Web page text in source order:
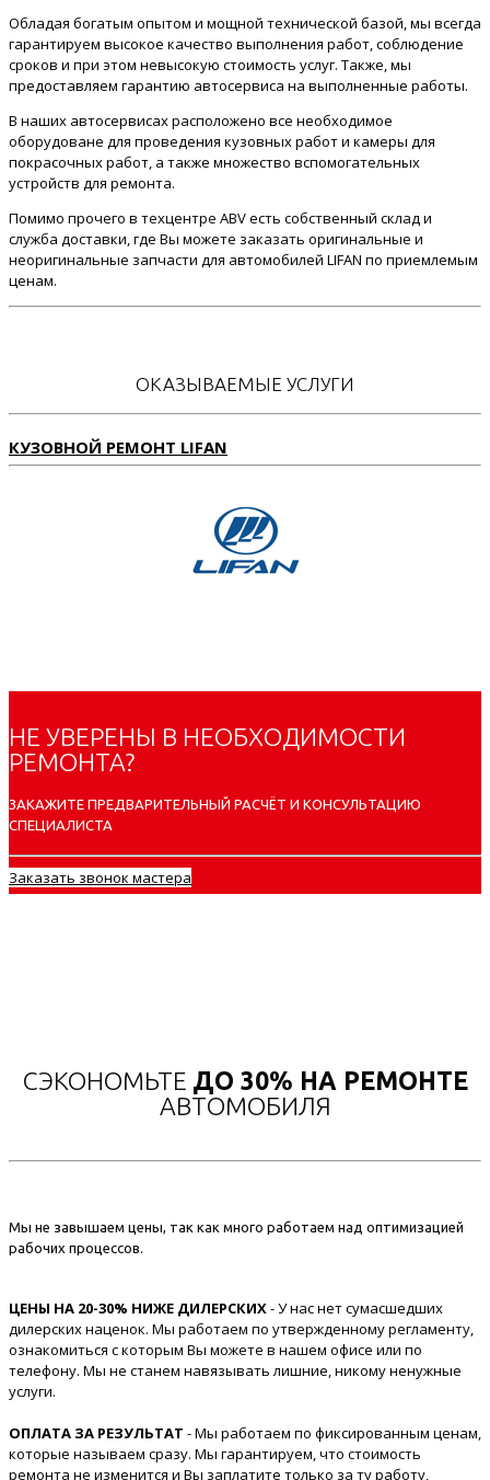
Обладая богатым опытом и мощной технической базой, мы всегда
гарантируем высокое качество выполнения работ, соблюдение
сроков и при этом невысокую стоимость услуг. Также, мы
предоставляем гарантию автосервиса на выполненные работы.
В наших автосервисах расположено все необходимое
оборудоване для проведения кузовных работ и камеры для
покрасочных работ, а также множество вспомогательных
устройств для ремонта.
Помимо прочего в техцентре ABV есть собственный склад и
служба доставки, где Вы можете заказать оригинальные и
неоригинальные запчасти для автомобилей LIFAN по приемлемым
ценам.
ОКАЗЫВАЕМЫЕ УСЛУГИ
КУЗОВНОЙ РЕМОНТ LIFAN
НЕ УВЕРЕНЫ В НЕОБХОДИМОСТИ
РЕМОНТА?
ЗАКАЖИТЕ ПРЕДВАРИТЕЛЬНЫЙ РАСЧЁТ И КОНСУЛЬТАЦИЮ
СПЕЦИАЛИСТА
Заказать звонок мастера
СЭКОНОМЬТЕ ДО 30% НА РЕМОНТЕ
АВТОМОБИЛЯ
Мы не завышаем цены, так как много работаем над оптимизацией
рабочих процессов.
ЦЕНЫ НА 20-30% НИЖЕ ДИЛЕРСКИХ- У нас нет сумасшедших
дилерских наценок. Мы работаем по утвержденному регламенту,
ознакомиться с которым Вы можете в нашем офисе или по
телефону. Мы не станем навязывать лишние, никому ненужные
услуги.
ОПЛАТА ЗА РЕЗУЛЬТАТ - Мы работаем по фиксированным ценам,
которые называем сразу. Мы гарантируем, что стоимость
ремонта не изменится и Вы заплатите только за ту работу,